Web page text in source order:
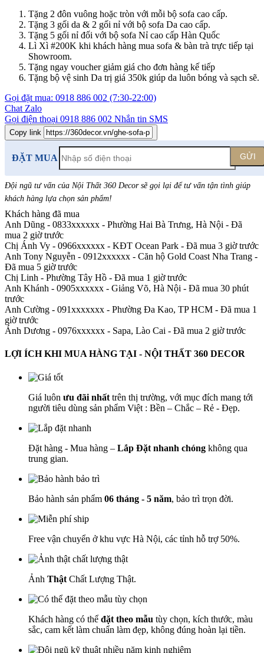
Tặng 2 đôn vuông hoặc tròn với mỗi bộ sofa cao cấp.
Tặng 3 gối da & 2 gối nỉ với bộ sofa Da cao cấp.
Tặng 5 gối nỉ đối với bộ sofa Nỉ cao cấp Hàn Quốc
Lì Xì #200K khi khách hàng mua sofa & bàn trà trực tiếp tại
Showroom.
Tặng ngay voucher giảm giá cho đơn hàng kế tiếp
Tặng bộ vệ sinh Da trị giá 350k giúp da luôn bóng và sạch sẽ.
Gọi đặt mua: 0918 886 002 (7:30-22:00)
Chat Zalo
Gọi điện thoại 0918 886 002 Nhắn tin SMS
Copy link
ĐẶT MUA GỬI
Đội ngũ tư vấn của Nội Thất 360 Decor sẽ gọi lại để tư vấn tận tình giúp
khách hàng lựa chọn sản phẩm!
Khách hàng đã mua
Anh Dũng - 0833xxxxxx - Phường Hai Bà Trưng, Hà Nội - Đã
mua 2 giờ trước
Chị Ánh Vy - 0966xxxxxx - KĐT Ocean Park - Đã mua 3 giờ trước
Anh Tony Nguyễn - 0912xxxxxx - Căn hộ Gold Coast Nha Trang -
Đã mua 5 giờ trước
Chị Linh - Phường Tây Hồ - Đã mua 1 giờ trước
Anh Khánh - 0905xxxxxx - Giảng Võ, Hà Nội - Đã mua 30 phút
trước
Anh Cường - 091xxxxxxx - Phường Đa Kao, TP HCM - Đã mua 1
giờ trước
Ánh Dương - 0976xxxxxx - Sapa, Lào Cai - Đã mua 2 giờ trước
LỢI ÍCH KHI MUA HÀNG TẠI - NỘI THẤT 360 DECOR
Giá luôn ưu đãi nhất trên thị trường, với mục đích mang tới
người tiêu dùng sản phẩm Việt : Bền – Chắc – Rẻ - Đẹp.
Đặt hàng - Mua hàng – Lắp Đặt nhanh chóng không qua
trung gian.
Bảo hành sản phẩm 06 tháng - 5 năm, bảo trì trọn đời.
Free vận chuyển ở khu vực Hà Nội, các tỉnh hỗ trợ 50%.
Ảnh Thật Chất Lượng Thật.
Khách hàng có thể đặt theo mẫu tùy chọn, kích thước, màu
sắc, cam kết làm chuẩn làm đẹp, không đúng hoàn lại tiền.